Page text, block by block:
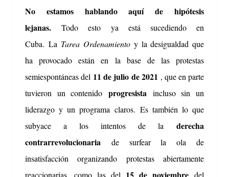
No estamos hablando aquí de hipótesis
lejanas.Todo esto ya está sucediendo en
Cuba. La Tarea Ordenamientoy la desigualdad que
ha provocado están en la base de las protestas
semiespontáneas del 11 de julio de 2021 , que en parte
tuvieron un contenido progresista incluso sin un
liderazgo y un programa claros. Es también lo que
subyace a los intentos de la derecha
contrarrevolucionaria de surfear la ola de
insatisfacción organizando protestas abiertamente
reaccionarias, como las del 15 de noviembre del